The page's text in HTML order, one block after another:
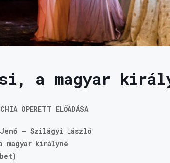
a magyar
OPERETT ELŐADÁSA
Jenő – Szilágyi László
magyar királyné